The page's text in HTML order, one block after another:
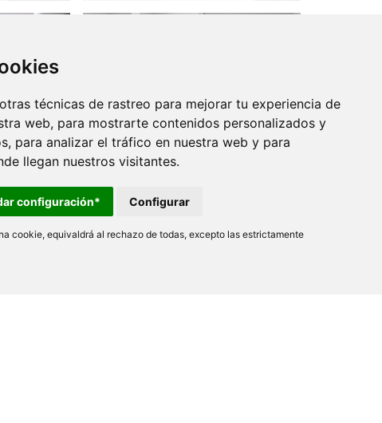
técnicas de rastreo para mejorar tu experiencia de
web, para mostrarte contenidos personalizados y
para analizar el tráfico en nuestra web y para
llegan nuestros visitantes.
configuración* Configurar
cookie, equivaldrá al rechazo de todas, excepto las estrictamente
Nofer
Ctra. Laureà Miró, 385-387